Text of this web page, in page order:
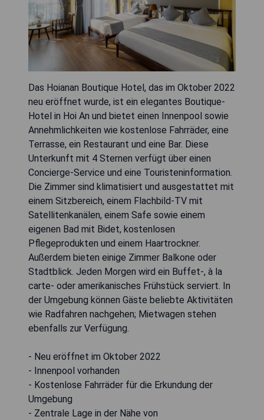
Das Hoianan Boutique Hotel, das im Oktober 2022
neu eröffnet wurde, ist ein elegantes Boutique-
Hotel in Hoi An und bietet einen Innenpool sowie
Annehmlichkeiten wie kostenlose Fahrräder, eine
Terrasse, ein Restaurant und eine Bar. Diese
Unterkunft mit 4 Sternen verfügt über einen
Concierge-Service und eine Touristeninformation.
Die Zimmer sind klimatisiert und ausgestattet mit
einem Sitzbereich, einem Flachbild-TV mit
Satellitenkanälen, einem Safe sowie einem
eigenen Bad mit Bidet, kostenlosen
Pflegeprodukten und einem Haartrockner.
Außerdem bieten einige Zimmer Balkone oder
Stadtblick. Jeden Morgen wird ein Buffet-, à la
carte- oder amerikanisches Frühstück serviert. In
der Umgebung können Gäste beliebte Aktivitäten
wie Radfahren nachgehen; Mietwagen stehen
ebenfalls zur Verfügung.
- Neu eröffnet im Oktober 2022
- Innenpool vorhanden
- Kostenlose Fahrräder für die Erkundung der
Umgebung
- Zentrale Lage in der Nähe von